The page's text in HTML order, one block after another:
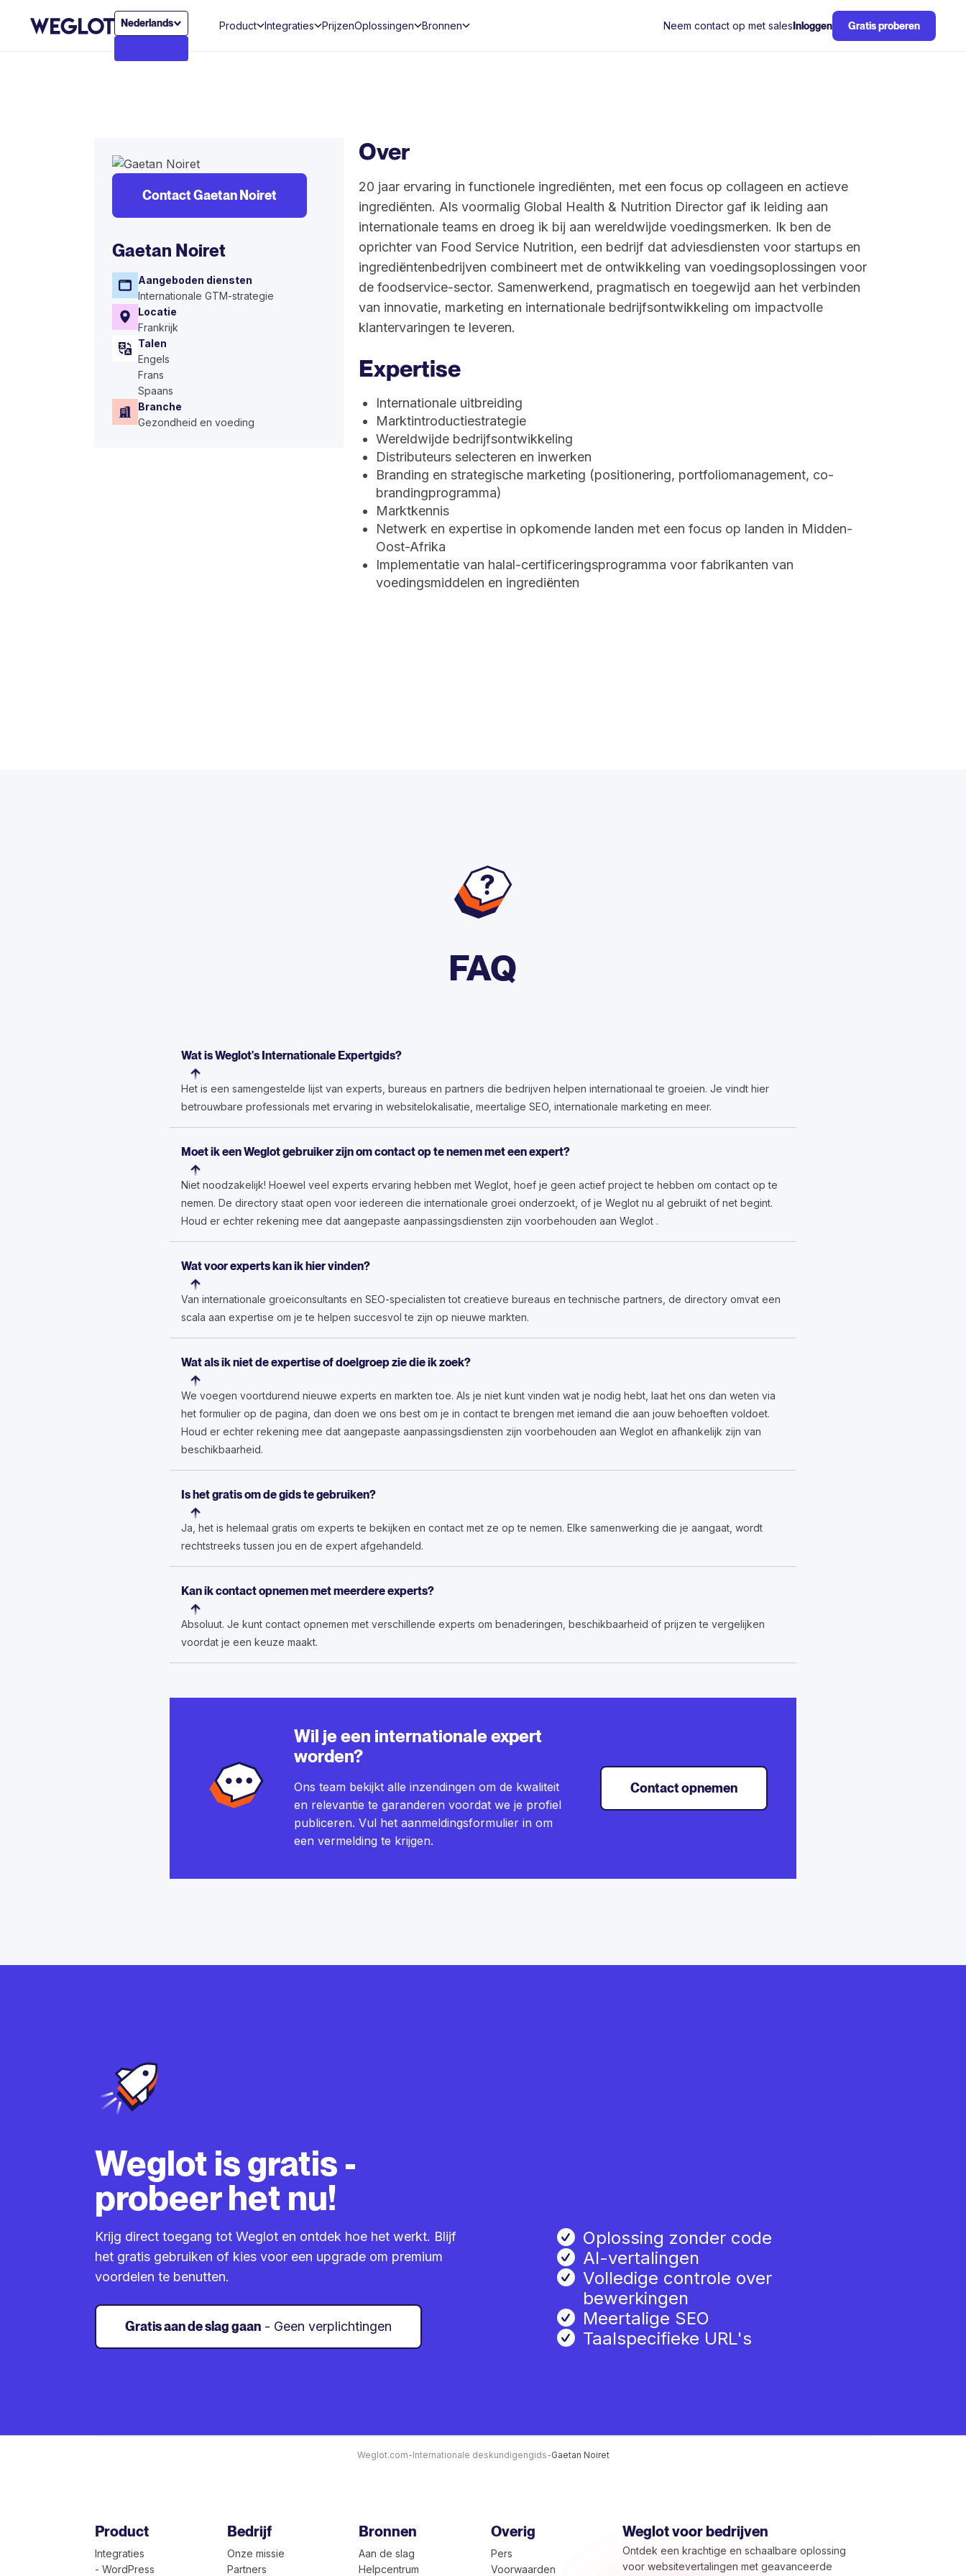
Nederlands Product Integraties PrijzenOplossingen Bronnen Neem contact op met sales Inloggen Gratis proberen
Contact Gaetan Noiret
Gaetan Noiret
Aangeboden diensten
Internationale GTM-strategie
Locatie
Frankrijk
Talen
Engels
Frans
Spaans
Branche
Gezondheid en voeding
Over
20 jaar ervaring in functionele ingrediënten, met een focus op collageen en actieve
ingrediënten. Als voormalig Global Health & Nutrition Director gaf ik leiding aan
internationale teams en droeg ik bij aan wereldwijde voedingsmerken. Ik ben de
oprichter van Food Service Nutrition, een bedrijf dat adviesdiensten voor startups en
ingrediëntenbedrijven combineert met de ontwikkeling van voedingsoplossingen voor
de foodservice-sector. Samenwerkend, pragmatisch en toegewijd aan het verbinden
van innovatie, marketing en internationale bedrijfsontwikkeling om impactvolle
klantervaringen te leveren.
Expertise
Internationale uitbreiding
Marktintroductiestrategie
Wereldwijde bedrijfsontwikkeling
Distributeurs selecteren en inwerken
Branding en strategische marketing (positionering, portfoliomanagement, co-
brandingprogramma)
Marktkennis
Netwerk en expertise in opkomende landen met een focus op landen in Midden-
Oost-Afrika
Implementatie van halal-certificeringsprogramma voor fabrikanten van
voedingsmiddelen en ingrediënten
FAQ
Wat is Weglot's Internationale Expertgids?
Het is een samengestelde lijst van experts, bureaus en partners die bedrijven helpen internationaal te groeien. Je vindt hier
betrouwbare professionals met ervaring in websitelokalisatie, meertalige SEO, internationale marketing en meer.
Moet ik een Weglot gebruiker zijn om contact op te nemen met een expert?
Niet noodzakelijk! Hoewel veel experts ervaring hebben met Weglot, hoef je geen actief project te hebben om contact op te
nemen. De directory staat open voor iedereen die internationale groei onderzoekt, of je Weglot nu al gebruikt of net begint.
Houd er echter rekening mee dat aangepaste aanpassingsdiensten zijn voorbehouden aan Weglot .
Wat voor experts kan ik hier vinden?
Van internationale groeiconsultants en SEO-specialisten tot creatieve bureaus en technische partners, de directory omvat een
scala aan expertise om je te helpen succesvol te zijn op nieuwe markten.
Wat als ik niet de expertise of doelgroep zie die ik zoek?
We voegen voortdurend nieuwe experts en markten toe. Als je niet kunt vinden wat je nodig hebt, laat het ons dan weten via
het formulier op de pagina, dan doen we ons best om je in contact te brengen met iemand die aan jouw behoeften voldoet.
Houd er echter rekening mee dat aangepaste aanpassingsdiensten zijn voorbehouden aan Weglot en afhankelijk zijn van
beschikbaarheid.
Is het gratis om de gids te gebruiken?
Ja, het is helemaal gratis om experts te bekijken en contact met ze op te nemen. Elke samenwerking die je aangaat, wordt
rechtstreeks tussen jou en de expert afgehandeld.
Kan ik contact opnemen met meerdere experts?
Absoluut. Je kunt contact opnemen met verschillende experts om benaderingen, beschikbaarheid of prijzen te vergelijken
voordat je een keuze maakt.
Wil je een internationale expert
worden?
Ons team bekijkt alle inzendingen om de kwaliteit
en relevantie te garanderen voordat we je profiel
publiceren. Vul het aanmeldingsformulier in om
een vermelding te krijgen.
Contact opnemen
Weglot is gratis -
probeer het nu!
Krijg direct toegang tot Weglot en ontdek hoe het werkt. Blijf
het gratis gebruiken of kies voor een upgrade om premium
voordelen te benutten.
Gratis aan de slag gaan - Geen verplichtingen
Oplossing zonder code
AI-vertalingen
Volledige controle over
bewerkingen
Meertalige SEO
Taalspecifieke URL's
Weglot.com-Internationale deskundigengids-Gaetan Noiret
Product
Integraties
- WordPress
Bedrijf
Onze missie
Partners
Bronnen
Aan de slag
Helpcentrum
Overig
Pers
Voorwaarden
Weglot voor bedrijven
Ontdek een krachtige en schaalbare oplossing
voor websitevertalingen met geavanceerde